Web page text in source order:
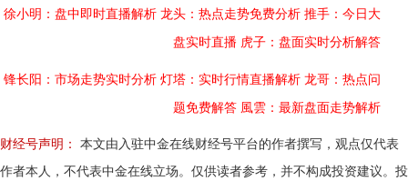
徐小明：盘中即时直播解析 龙头：热点走势免费分析 推手：今日大
盘实时直播 虎子：盘面实时分析解答
锋长阳：市场走势实时分析 灯塔：实时行情直播解析 龙哥：热点问
题免费解答 風雲：最新盘面走势解析
财经号声明：
本文由入驻中金在线财经号平台的作者撰写，观点仅代表
作者本人，不代表中金在线立场。仅供读者参考，并不构成投资建议。投